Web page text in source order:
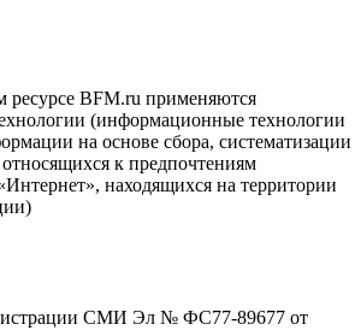
BFM.ru применяются
(информационные технологии
на основе сбора, систематизации
к предпочтениям
находящихся на территории
СМИ Эл № ФС77-89677 от